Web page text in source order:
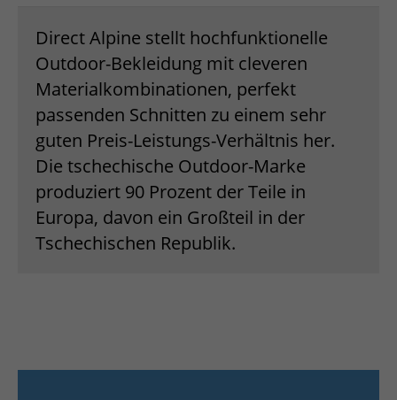
Direct Alpine stellt hochfunktionelle
Outdoor-Bekleidung mit cleveren
Materialkombinationen, perfekt
passenden Schnitten zu einem sehr
guten Preis-Leistungs-Verhältnis her.
Die tschechische Outdoor-Marke
produziert 90 Prozent der Teile in
Europa, davon ein Großteil in der
Tschechischen Republik.